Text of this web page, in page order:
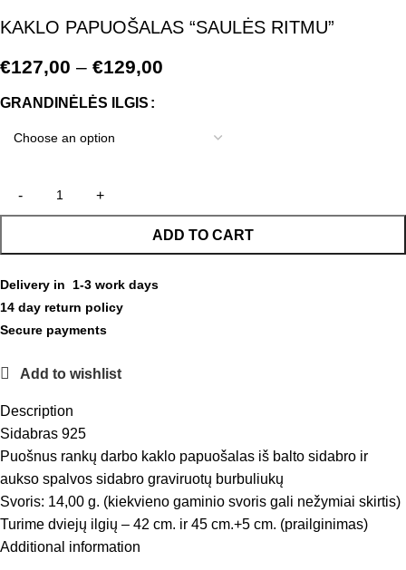
KAKLO PAPUOŠALAS “SAULĖS RITMU”
€127,00 – €129,00
GRANDINĖLĖS ILGIS
ADD TO CART
Delivery in 1-3 work days
14 day return policy
Secure payments
Add to wishlist
Description
Sidabras 925
Puošnus rankų darbo kaklo papuošalas iš balto sidabro ir
aukso spalvos sidabro graviruotų burbuliukų
Svoris: 14,00 g. (kiekvieno gaminio svoris gali nežymiai skirtis)
Turime dviejų ilgių – 42 cm. ir 45 cm.+5 cm. (prailginimas)
Additional information